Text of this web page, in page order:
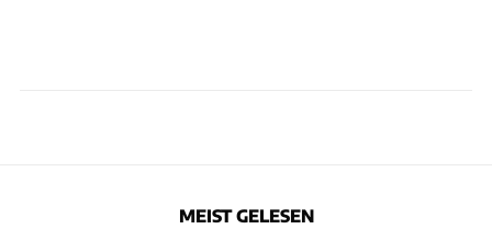
MEIST GELESEN